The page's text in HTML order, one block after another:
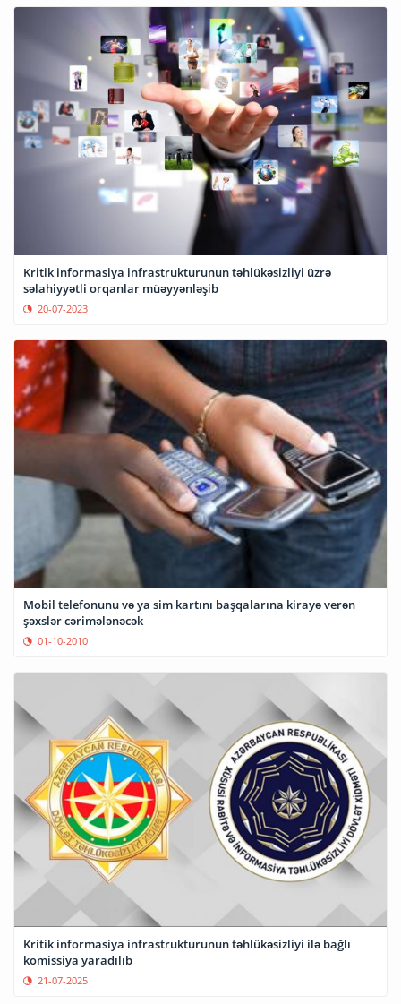
Kritik informasiya infrastrukturunun təhlükəsizliyi üzrə
səlahiyyətli orqanlar müəyyənləşib
20-07-2023
Mobil telefonunu və ya sim kartını başqalarına kirayə verən
şəxslər cərimələnəcək
01-10-2010
Kritik informasiya infrastrukturunun təhlükəsizliyi ilə bağlı
komissiya yaradılıb
21-07-2025